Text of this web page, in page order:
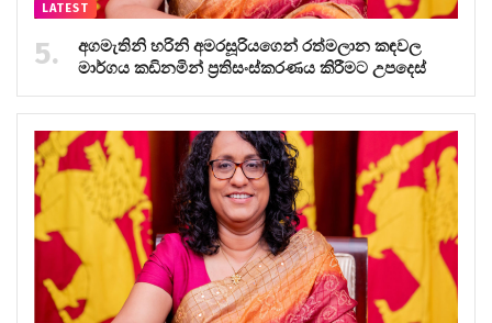
LATEST
අගමැතිනි හරිනි අමරසූරියගෙන් රත්මලාන කඳවල
මාර්ගය කඩිනමින් ප්‍රතිසංස්කරණය කිරීමට උපදෙස්